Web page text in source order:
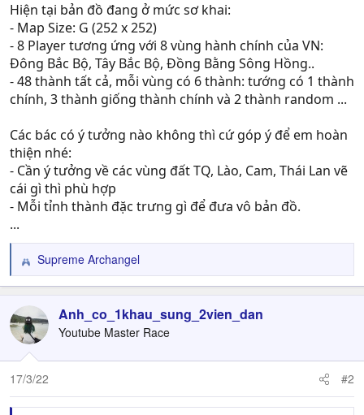
Hiện tại bản đồ đang ở mức sơ khai:
- Map Size: G (252 x 252)
- 8 Player tương ứng với 8 vùng hành chính của VN:
Đông Bắc Bộ, Tây Bắc Bộ, Đồng Bằng Sông Hồng..
- 48 thành tất cả, mỗi vùng có 6 thành: tướng có 1 thành
chính, 3 thành giống thành chính và 2 thành random ...
Các bác có ý tưởng nào không thì cứ góp ý để em hoàn
thiện nhé:
- Cần ý tưởng về các vùng đất TQ, Lào, Cam, Thái Lan vẽ
cái gì thì phù hợp
- Mỗi tỉnh thành đặc trưng gì để đưa vô bản đồ.
...
R
e
c
t
i
o
n
:
Supreme Archangel
Anh_co_1khau_sung_2vien_dan
Youtube Master Race
17/3/22 #2